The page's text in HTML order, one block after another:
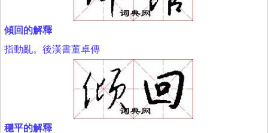
傾回的解釋
指動亂。後漢書董卓傳
穩平的解釋